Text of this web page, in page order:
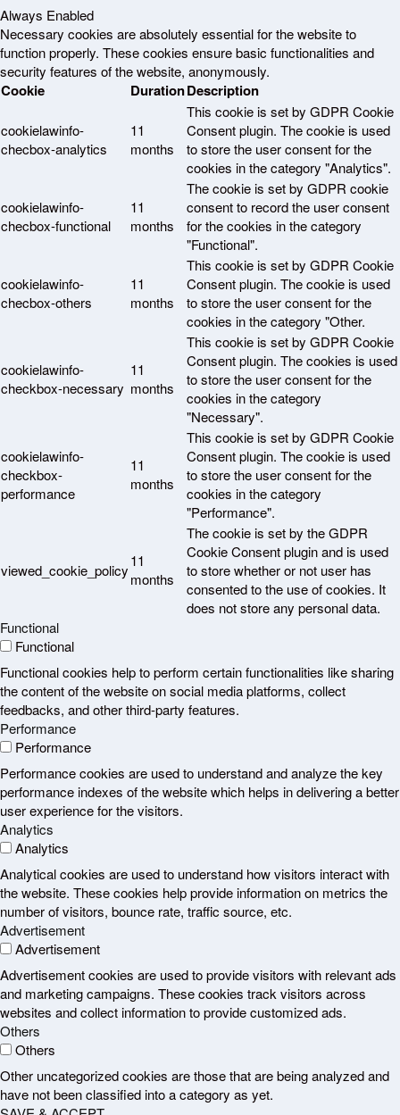
Always Enabled
Necessary cookies are absolutely essential for the website to
function properly. These cookies ensure basic functionalities and
security features of the website, anonymously.
Cookie DurationDescription
cookielawinfo-
checbox-analytics
11
months
This cookie is set by GDPR Cookie
Consent plugin. The cookie is used
to store the user consent for the
cookies in the category "Analytics".
cookielawinfo-
checbox-functional
11
months
The cookie is set by GDPR cookie
consent to record the user consent
for the cookies in the category
"Functional".
cookielawinfo-
checbox-others
11
months
This cookie is set by GDPR Cookie
Consent plugin. The cookie is used
to store the user consent for the
cookies in the category "Other.
cookielawinfo-
checkbox-necessary
11
months
This cookie is set by GDPR Cookie
Consent plugin. The cookies is used
to store the user consent for the
cookies in the category
"Necessary".
cookielawinfo-
checkbox-
performance
11
months
This cookie is set by GDPR Cookie
Consent plugin. The cookie is used
to store the user consent for the
cookies in the category
"Performance".
viewed_cookie_policy
11
months
The cookie is set by the GDPR
Cookie Consent plugin and is used
to store whether or not user has
consented to the use of cookies. It
does not store any personal data.
Functional
Functional
Functional cookies help to perform certain functionalities like sharing
the content of the website on social media platforms, collect
feedbacks, and other third-party features.
Performance
Performance
Performance cookies are used to understand and analyze the key
performance indexes of the website which helps in delivering a better
user experience for the visitors.
Analytics
Analytics
Analytical cookies are used to understand how visitors interact with
the website. These cookies help provide information on metrics the
number of visitors, bounce rate, traffic source, etc.
Advertisement
Advertisement
Advertisement cookies are used to provide visitors with relevant ads
and marketing campaigns. These cookies track visitors across
websites and collect information to provide customized ads.
Others
Others
Other uncategorized cookies are those that are being analyzed and
have not been classified into a category as yet.